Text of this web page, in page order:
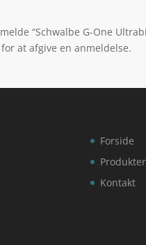
“Schwalbe G-One
for at afgive en anmeldelse.
Forside
Produkter
Kontakt